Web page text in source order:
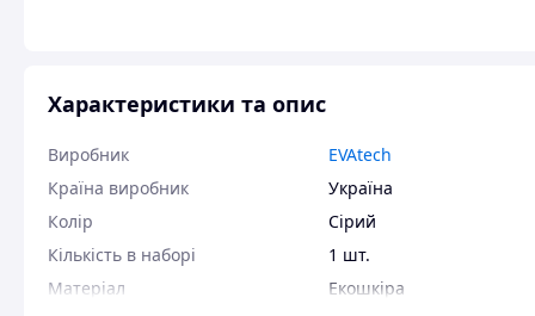
Характеристики та опис
Виробник
EVAtech
Країна виробник
Україна
Колір
Сірий
Кількість в наборі
1 шт.
Матеріал
Екошкіра